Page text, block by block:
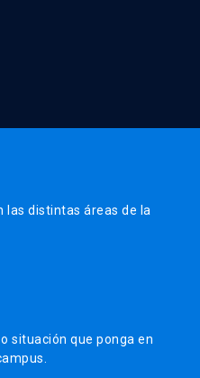
las distintas áreas de la
situación que ponga en